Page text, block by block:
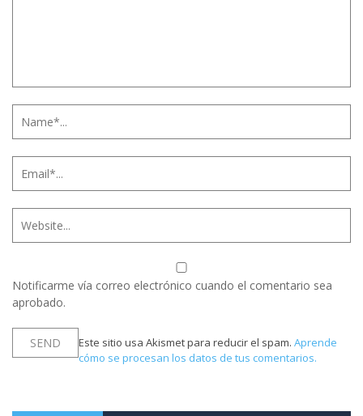
Notificarme vía correo electrónico cuando el comentario sea
aprobado.
Este sitio usa Akismet para reducir el spam. Aprende
cómo se procesan los datos de tus comentarios.